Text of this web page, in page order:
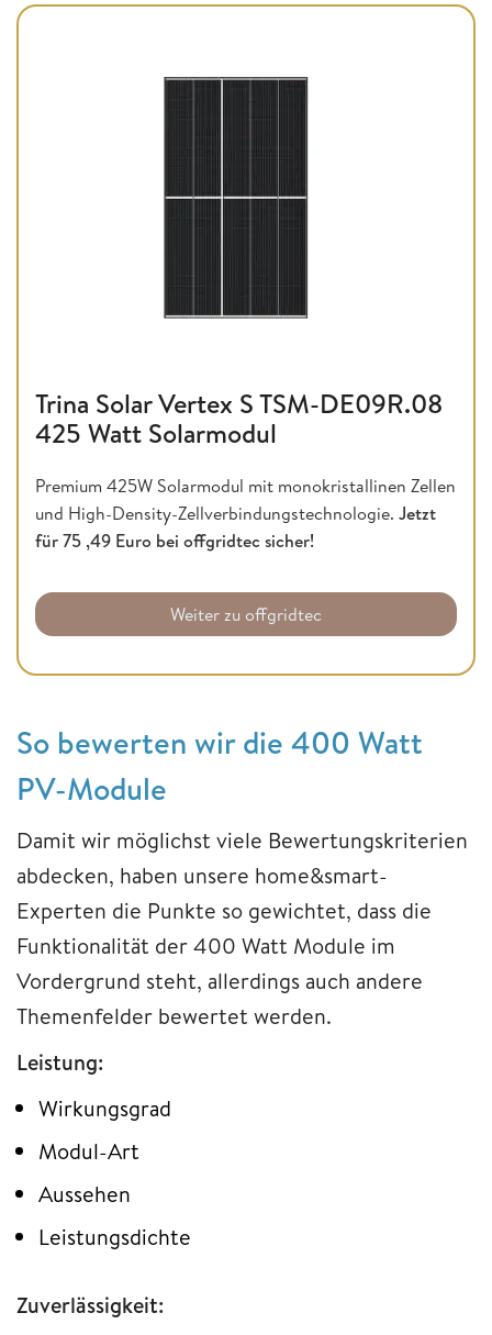
Trina Solar Vertex S TSM-DE09R.08
425 Watt Solarmodul
Premium 425W Solarmodul mit monokristallinen Zellen
und High-Density-Zellverbindungstechnologie. Jetzt
für 75 ,49 Euro bei offgridtec sicher!
Weiter zu offgridtec
So bewerten wir die 400 Watt
PV-Module
Damit wir möglichst viele Bewertungskriterien
abdecken, haben unsere home&smart-
Experten die Punkte so gewichtet, dass die
Funktionalität der 400 Watt Module im
Vordergrund steht, allerdings auch andere
Themenfelder bewertet werden.
Leistung:
Wirkungsgrad
Modul-Art
Aussehen
Leistungsdichte
Zuverlässigkeit: